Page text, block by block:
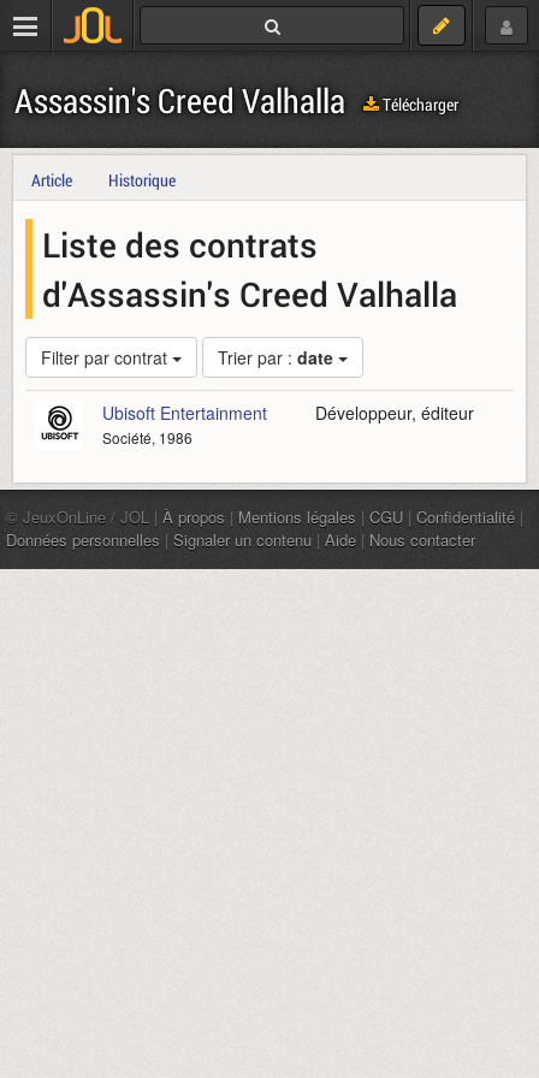
Assassin's Creed Valhalla Télécharger
Article Historique
Liste des contrats
d'Assassin's Creed Valhalla
Filter par contrat Trier par : date
Ubisoft Entertainment
Société, 1986
Développeur, éditeur
© JeuxOnLine / JOL | À propos | Mentions légales | CGU | Confidentialité |
Données personnelles | Signaler un contenu | Aide | Nous contacter